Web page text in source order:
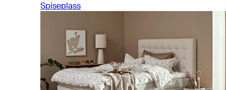
Spiseplass